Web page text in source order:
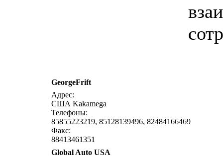
GeorgeFrift
Адрес:
США Kakamega
Телефоны:
85855223219, 85128139496, 82484166469
Факс:
88413461351
Global Auto USA